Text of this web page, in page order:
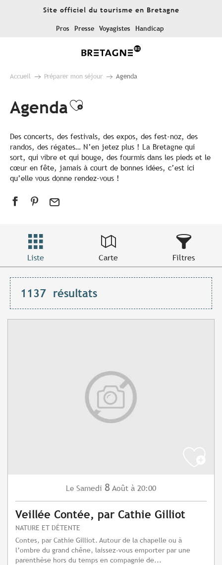
Site officiel du tourisme en Bretagne
Pros Presse Voyagistes Handicap
Accueil Préparer mon séjour Agenda
AgendaAjouter aux favoris
Des concerts, des festivals, des expos, des fest-noz, des
randos, des régates… N’en jetez plus ! La Bretagne qui
sort, qui vibre et qui bouge, des fourmis dans les pieds et le
cœur en fête, jamais à court de bonnes idées, c’est ici
qu’elle vous donne rendez-vous !
Liste Carte Filtres
1137 résultats
Le Samedi 8 Août à 20:00
Veillée Contée, par Cathie Gilliot
NATURE ET DÉTENTE
Contes, par Cathie Gilliot. Autour de la chapelle ou à
l’ombre du grand chêne, laissez-vous emporter par une
parenthèse hors du temps en compagnie de...